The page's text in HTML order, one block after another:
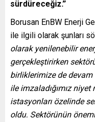
sürdüreceğiz.”
Borusan EnBW Enerji
ile ilgili olarak şunları
olarak yenilenebilir
gerçekleştirirken
birliklerimize de
ile imzaladığımız
istasyonları özelinde
oldu. Sektörünün